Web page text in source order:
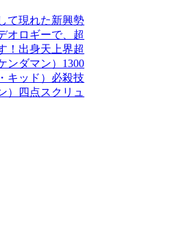
て現れた新興勢
オロギーで、超
！出身天上界超
ンダマン）1300
キッド）必殺技
）四点スクリュ